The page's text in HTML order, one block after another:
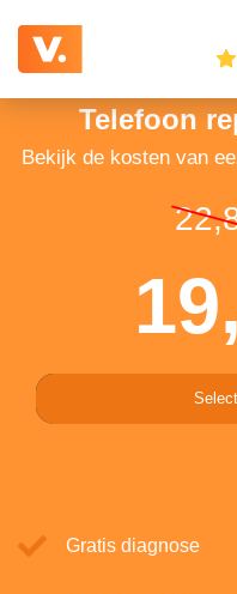
Telefoon
Bekijk de kosten van
Gratis diagnose